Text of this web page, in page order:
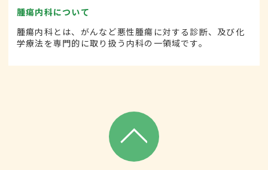
腫瘍内科について
腫瘍内科とは、がんなど悪性腫瘍に対する診断、及び化
学療法を専門的に取り扱う内科の一領域です。